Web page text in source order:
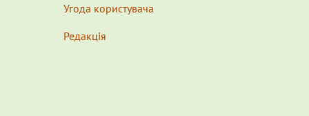
Угода користувача
Редакція